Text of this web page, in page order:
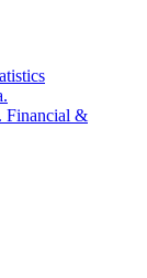
Financial &